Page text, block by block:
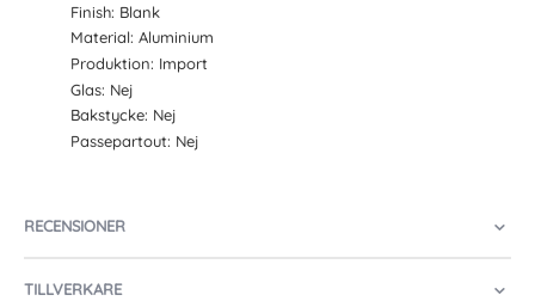
Finish: Blank
Material: Aluminium
Produktion: Import
Glas: Nej
Bakstycke: Nej
Passepartout: Nej
RECENSIONER
TILLVERKARE